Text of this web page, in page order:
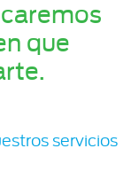
que
servicios